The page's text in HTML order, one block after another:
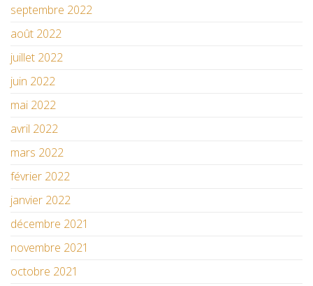
septembre 2022
août 2022
juillet 2022
juin 2022
mai 2022
avril 2022
mars 2022
février 2022
janvier 2022
décembre 2021
novembre 2021
octobre 2021